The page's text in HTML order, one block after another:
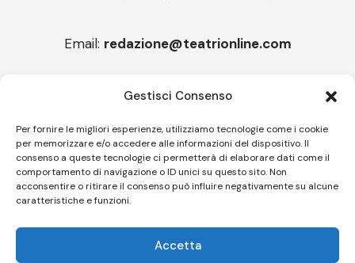
Gestisci Consenso
Per fornire le migliori esperienze, utilizziamo tecnologie come i cookie
per memorizzare e/o accedere alle informazioni del dispositivo. Il
consenso a queste tecnologie ci permetterà di elaborare dati come il
comportamento di navigazione o ID unici su questo sito. Non
acconsentire o ritirare il consenso può influire negativamente su alcune
caratteristiche e funzioni.
Accetta
Email: redazione@teatrionline.com
“Color fest” torna in Calabria